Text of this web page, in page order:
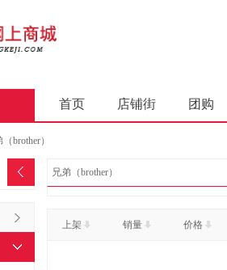
首页 店铺街 团购
屏风类
轻金属床类 木制床类
（brother）
兄弟（brother）
上架 销量 价格